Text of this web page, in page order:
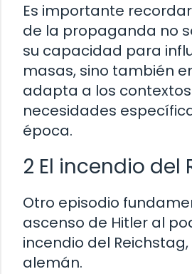
Es importante
de la propaganda no
su capacidad para
masas, sino también
adapta a los
necesidades
época.
2 El incendio del
Otro episodio
ascenso de Hitler al
incendio del
alemán.